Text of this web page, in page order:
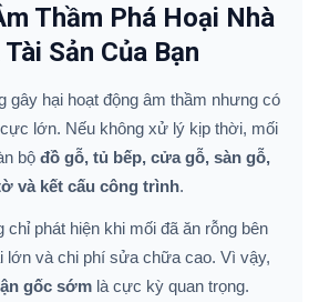
Thầm Phá Hoại Nhà
Tài Sản Của Bạn
gây hại hoạt động âm thầm nhưng có
lớn. Nếu không xử lý kịp thời, mối
bộ đồ gỗ, tủ bếp, cửa gỗ, sàn gỗ,
và kết cấu công trình.
chỉ phát hiện khi mối đã ăn rỗng bên
lớn và chi phí sửa chữa cao. Vì vậy,
gốc sớmlà cực kỳ quan trọng.